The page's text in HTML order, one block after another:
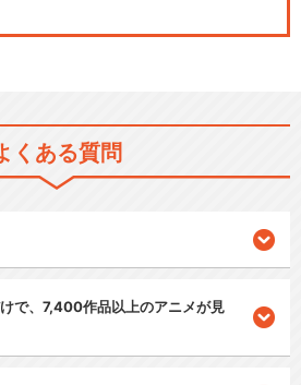
くある質問
で、7,400作品以上のアニメが見